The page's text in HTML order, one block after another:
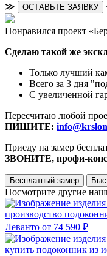
≫ ОСТАВЬТЕ ЗАЯВКУ
Понравился проект
Сделаю такой же
Только лучший
Всего за 3 дня
С увеличенной
Пересчитаю любой
ПИШИТЕ:
Приеду на замер
ЗВОНИТЕ, профи-
Бесплатный замер
Посмотрите другие
производство
Леванто от 74 590 ₽
купить подоконник из